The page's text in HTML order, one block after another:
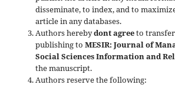
disseminate, to index, and to
article in any databases.
Authors herebydont agreeto
publishing to MESIR: Journal of
Social Sciences Information and
the manuscript.
Authors reserve the following: